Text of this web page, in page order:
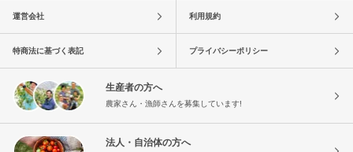
運営会社 利用規約
特商法に基づく表記 プライバシーポリシー
生産者の方へ
農家さん・漁師さんを募集しています!
法人・自治体の方へ